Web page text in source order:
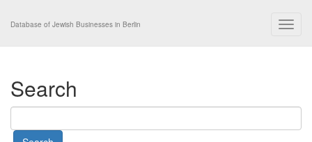
Database of Jewish Businesses in Berlin
Search